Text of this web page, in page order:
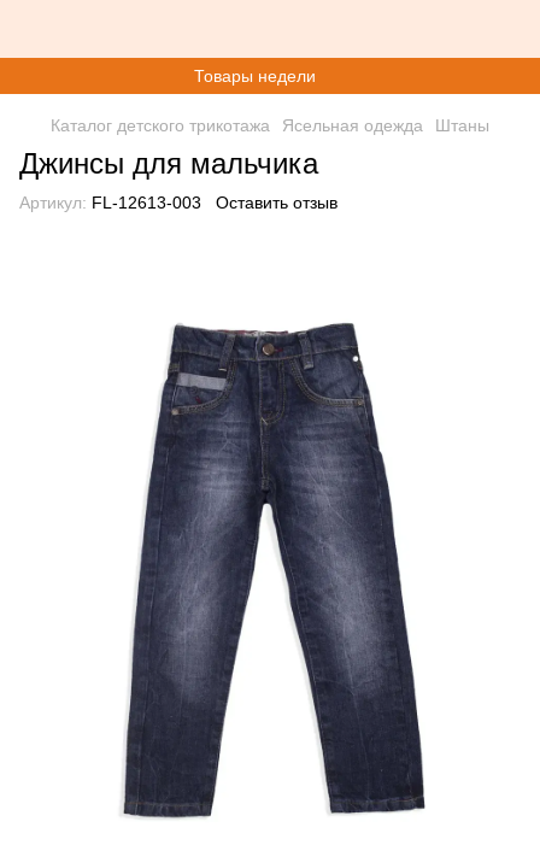
Товары недели
Каталог детского трикотажа Ясельная одежда Штаны
Джинсы для мальчика
Артикул: FL-12613-003 Оставить отзыв